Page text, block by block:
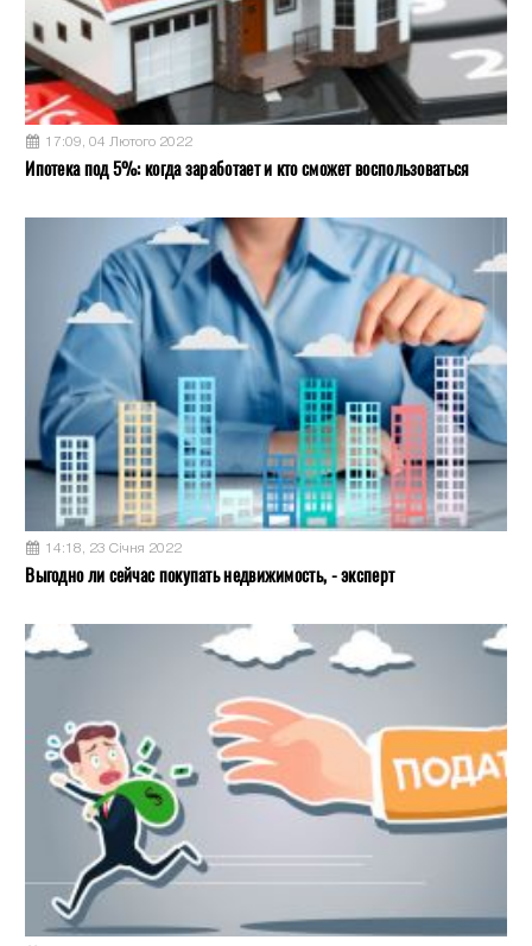
17:09, 04 Лютого 2022
Ипотека под 5%: когда заработает и кто сможет воспользоваться
14:18, 23 Січня 2022
Выгодно ли сейчас покупать недвижимость, - эксперт